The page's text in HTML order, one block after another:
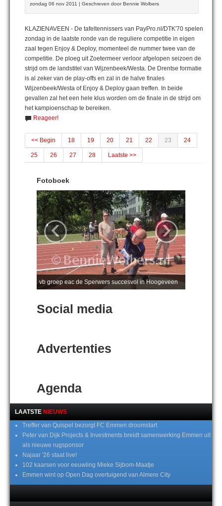
zondag 06 nov 2011 | Geschreven door Bennie Wolbers
KLAZIENAVEEN - De tafeltennissers van PayPro.nl/DTK'70 spelen
zondag in de laatste ronde van de reguliere competitie in eigen
zaal tegen Enjoy & Deploy, momenteel de nummer twee van de
competitie. De ploeg uit Zoetermeer verloor afgelopen seizoen de
strijd om de landstitel van Wijzenbeek/Westa. De Drentse formatie
is al zeker van de play-offs en zal in de halve finales
Wijzenbeek/Westa of Enjoy & Deploy gaan treffen. In beide
gevallen zal het een hele klus worden om de finale in de strijd om
het kampioenschap te bereiken.
Reageer!
<< Begin 18 19 20 21 22 23 24
25 26 27 28 Laatste >>
Fotoboek
vb groep eac de Sperwers succesvol in Hoogeveen
‹ ›
Social media
Advertenties
Agenda
LAATSTE NIEUWS
Treffer van Quispel bezorgt FC Emmen droomstart
Peter van Dijk Projects & Investments breidt samenwerking Emmen uit
als nieuwe rugsponsor
Najaar '26 staat live!
102 kaarsen voor eeuwling Mieke Sijbom-Maatje
Emmen wint op Open Dag overtuigend van Almere City